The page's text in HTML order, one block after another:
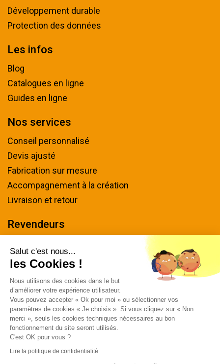
Développement durable
Protection des données
Les infos
Blog
Catalogues en ligne
Guides en ligne
Nos services
Conseil personnalisé
Devis ajusté
Fabrication sur mesure
Accompagnement à la création
Livraison et retour
Revendeurs
Nous contacter
Tel : 04 94 48 50 57
Écrivez-nous
Horaires & plan d'accès
Salut c'est nous...
les Cookies !
Nous utilisons des cookies dans le but
d’améliorer votre expérience utilisateur.
Vous pouvez accepter « Ok pour moi » ou sélectionner vos
paramètres de cookies « Je choisis ». Si vous cliquez sur « Non
merci », seuls les cookies techniques nécessaires au bon
fonctionnement du site seront utilisés.
C'est OK pour vous ?
Lire la politique de confidentialité